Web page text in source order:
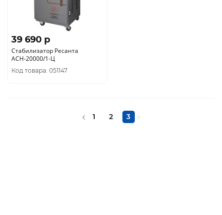
39 690 p
Стабилизатор Ресанта
АСН-20000/1-Ц
Код товара: 051147
1 2 3